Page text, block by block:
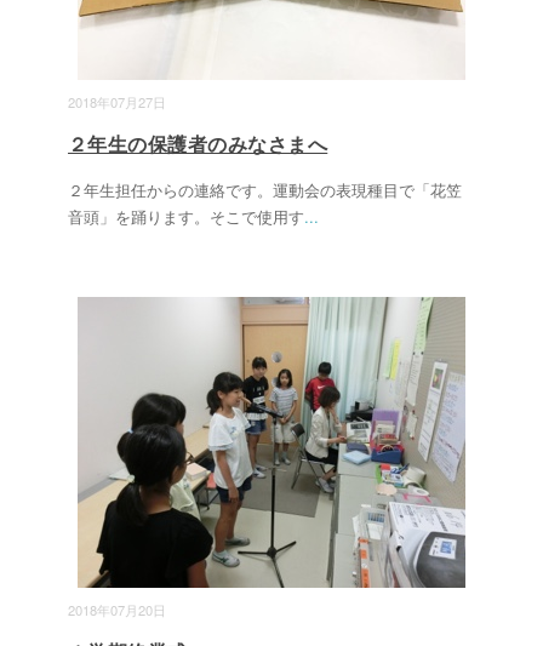
2018年07月27日
２年生の保護者のみなさまへ
２年生担任からの連絡です。運動会の表現種目で「花笠
音頭」を踊ります。そこで使用す...
2018年07月20日